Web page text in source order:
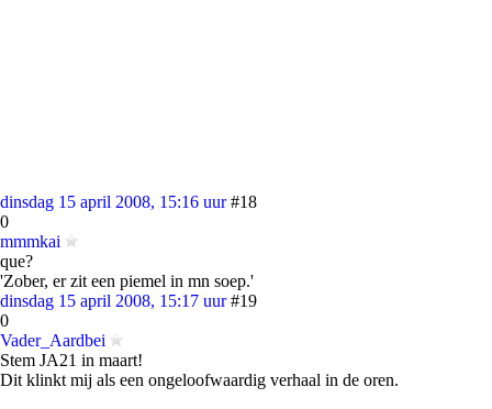
dinsdag 15 april 2008, 15:16 uur #18
0
mmmkai
que?
'Zober, er zit een piemel in mn soep.'
dinsdag 15 april 2008, 15:17 uur #19
0
Vader_Aardbei
Stem JA21 in maart!
Dit klinkt mij als een ongeloofwaardig verhaal in de oren.